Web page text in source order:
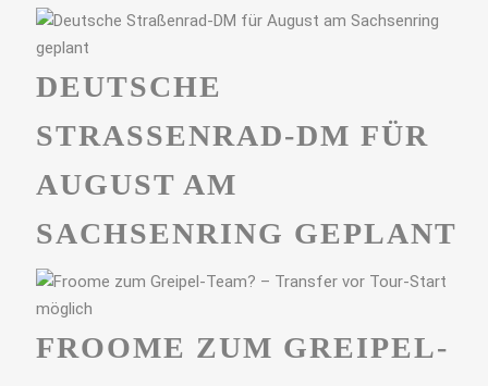
DEUTSCHE
STRASSENRAD-DM FÜR A
UGUST AM S
ACHSENRING GEPLANT
FROOME ZUM GREIPEL-